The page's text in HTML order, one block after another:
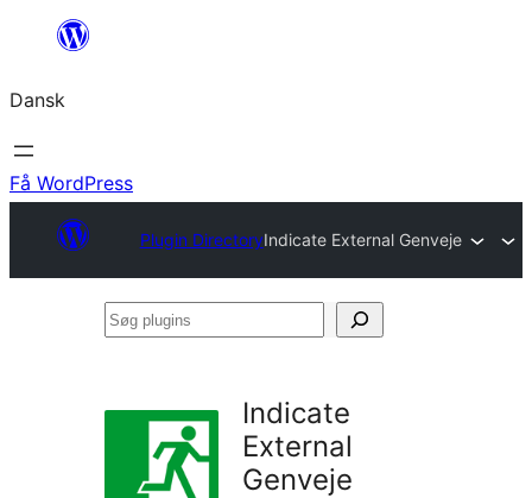
Spring
indhold
Dansk
Få WordPress
Plugin DirectoryIndicate External Genveje
Søg
Indicate
External
Genveje